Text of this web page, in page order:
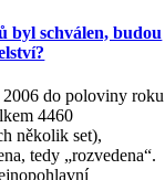
byl schválen, budou
2006 do poloviny roku
4460
několik set),
tedy „rozvedena“.